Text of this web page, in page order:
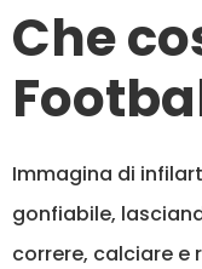
Che
Immagina di
gonfiabile,
correre, calciare e